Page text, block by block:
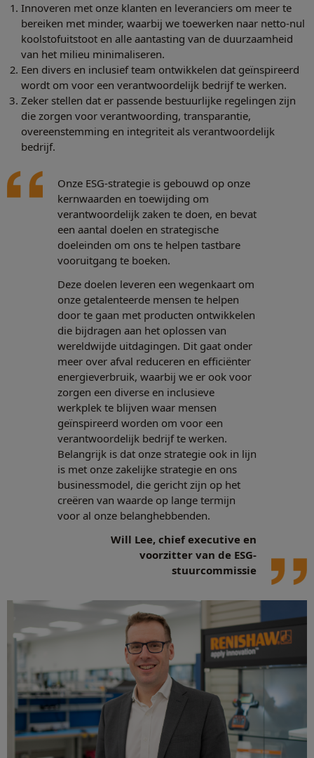
Innoveren met onze klanten en leveranciers om meer te
bereiken met minder, waarbij we toewerken naar netto-nul
koolstofuitstoot en alle aantasting van de duurzaamheid
van het milieu minimaliseren.
Een divers en inclusief team ontwikkelen dat geïnspireerd
wordt om voor een verantwoordelijk bedrijf te werken.
Zeker stellen dat er passende bestuurlijke regelingen zijn
die zorgen voor verantwoording, transparantie,
overeenstemming en integriteit als verantwoordelijk
bedrijf.
Onze ESG-strategie is gebouwd op onze
kernwaarden en toewijding om
verantwoordelijk zaken te doen, en bevat
een aantal doelen en strategische
doeleinden om ons te helpen tastbare
vooruitgang te boeken.
Deze doelen leveren een wegenkaart om
onze getalenteerde mensen te helpen
door te gaan met producten ontwikkelen
die bijdragen aan het oplossen van
wereldwijde uitdagingen. Dit gaat onder
meer over afval reduceren en efficiënter
energieverbruik, waarbij we er ook voor
zorgen een diverse en inclusieve
werkplek te blijven waar mensen
geïnspireerd worden om voor een
verantwoordelijk bedrijf te werken.
Belangrijk is dat onze strategie ook in lijn
is met onze zakelijke strategie en ons
businessmodel, die gericht zijn op het
creëren van waarde op lange termijn
voor al onze belanghebbenden.
Will Lee, chief executive en
voorzitter van de ESG-
stuurcommissie